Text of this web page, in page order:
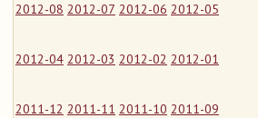
2012-08 2012-07 2012-06 2012-05
2012-04 2012-03 2012-02 2012-01
2011-12 2011-11 2011-10 2011-09